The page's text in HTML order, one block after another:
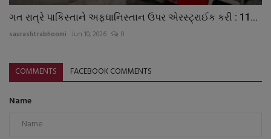
ગત રાત્રે પાકિસ્તાને અફઘાનિસ્તાન ઉપર એરસ્ટ્રાઈક કરી : 11...
saurashtrabhoomi Jun 10, 2026 0
COMMENTS FACEBOOK COMMENTS
Name